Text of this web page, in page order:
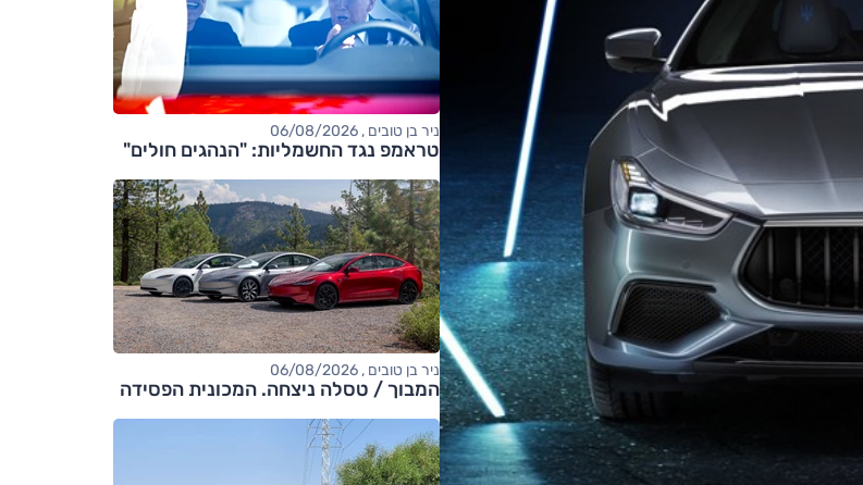
ניר בן טובים , 06/08/2026
טראמפ נגד החשמליות: "הנהגים חולים"
ניר בן טובים , 06/08/2026
המבוך / טסלה ניצחה. המכונית הפסידה